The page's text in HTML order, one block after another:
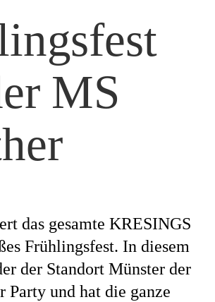
MS
das gesamte KRESINGS
Frühlingsfest. In diesem
der Standort Münster der
Party und hat die ganze